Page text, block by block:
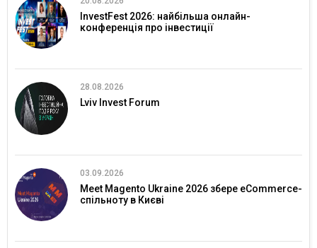
InvestFest 2026: найбільша онлайн-
конференція про інвестиції
28.08.2026
Lviv Invest Forum
03.09.2026
Meet Magento Ukraine 2026 збере eCommerce-
спільноту в Києві